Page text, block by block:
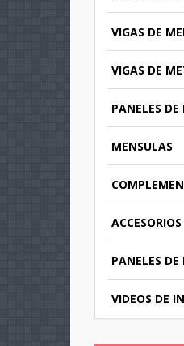
VIGAS DE
VIGAS DE
PANELES
MENSULAS
ACCESORIOS
PANELES DE
VIDEOS DE